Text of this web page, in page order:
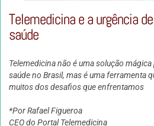
Telemedicina e a urgência
saúde
Telemedicina não é uma solução
saúde no Brasil, mas é uma ferramenta
muitos dos desafios que enfrentamos
*Por Rafael Figueroa
CEO do Portal Telemedicina